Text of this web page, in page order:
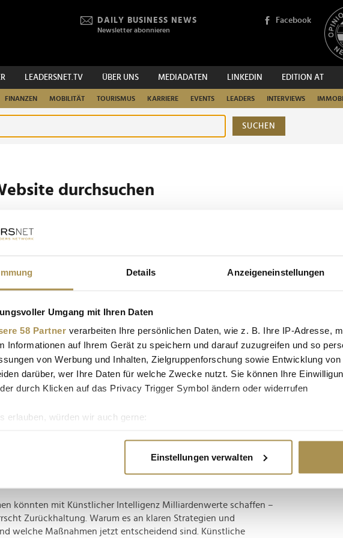
Details Anzeigeneinstellungen
Umgang mit Ihren Daten
58 Partner verarbeiten Ihre persönlichen Daten, wie z. B. Ihre IP-Adresse,
Informationen auf Ihrem Gerät zu speichern und darauf zuzugreifen und so
von Werbung und Inhalten, Zielgruppenforschung sowie Entwicklung
darüber, wer Ihre Daten für welche Zwecke nutzt. Sie können Ihre
durch Klicken auf das Privacy Trigger Symbol ändern oder widerrufen
erlauben, würden wir auch gerne:
mehr darüber, wie Ihre persönlichen Daten verarbeitet werden, und legen Sie
Cookies, um Inhalte und Anzeigen zu personalisieren, Funktionen für soziale
auf unsere Website zu analysieren. Außerdem geben wir Informationen zu
Einstellungen verwalten
DAILY BUSINESS NEWS
Newsletter abonnieren
Facebook
LEADERSNET.TV ÜBER UNS MEDIADATEN LINKEDIN EDITION AT
FINANZEN MOBILITÄT TOURISMUS KARRIERE EVENTS LEADERS INTERVIEWS
SUCHEN
durchsuchen
genau diese Wortgruppe enthalten: Setzen Sie die gesuchten
zb "Vorname Nachname".
Deutschland hat das größte Produktivitätspotenzial
McKinsey Global Institute das größte KI-Potenzial in ganz
Unternehmen hierzulande einen Produktivitäts-Zuwachs von
Dollar realisieren – vor Frankreich und Großbritannien. Besonders
in...
lassen KI-Potenzial ungenutzt
könnten mit Künstlicher Intelligenz Milliardenwerte schaffen –
Zurückhaltung. Warum es an klaren Strategien und
welche Maßnahmen jetzt entscheidend sind. Künstliche